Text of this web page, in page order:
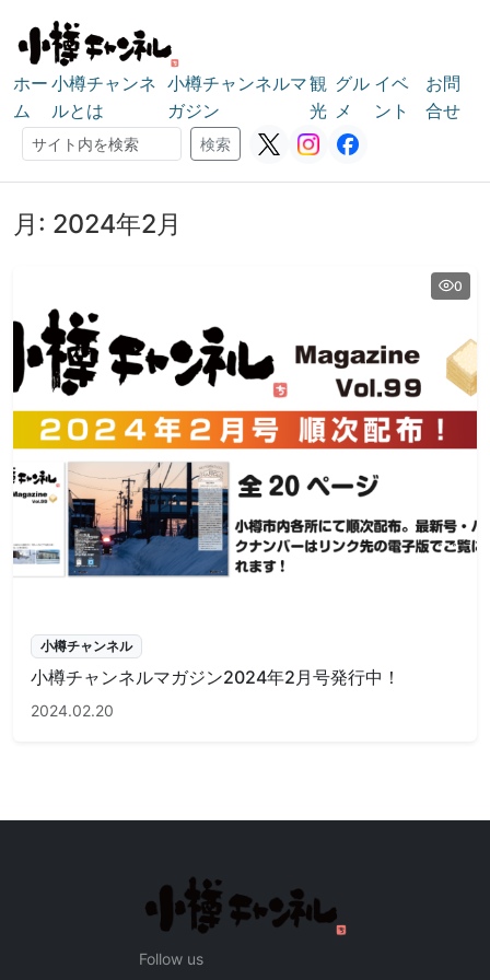
ホー
ム
小樽チャンネ
ルとは
小樽チャンネルマ
ガジン
観
光
グル
メ
イベ
ント
お問
合せ
検索
検索
月: 2024年2月
0
小樽チャンネル
小樽チャンネルマガジン2024年2月号発行中！
2024.02.20
Follow us